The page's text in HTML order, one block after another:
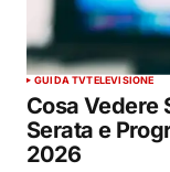
GUIDA TVTELEVISIONE
Cosa Vedere
Serata e
2026